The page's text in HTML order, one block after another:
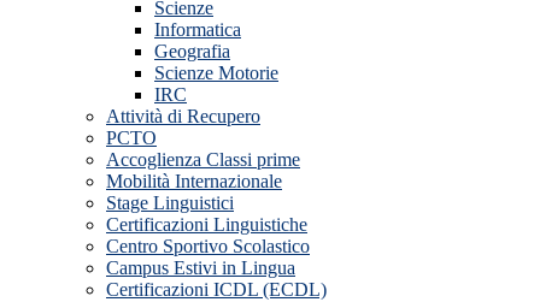
Scienze
Informatica
Geografia
Scienze Motorie
IRC
Attività di Recupero
PCTO
Accoglienza Classi prime
Mobilità Internazionale
Stage Linguistici
Certificazioni Linguistiche
Centro Sportivo Scolastico
Campus Estivi in Lingua
Certificazioni ICDL (ECDL)